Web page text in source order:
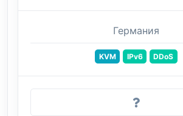
Германия
KVM IPv6 DDoS